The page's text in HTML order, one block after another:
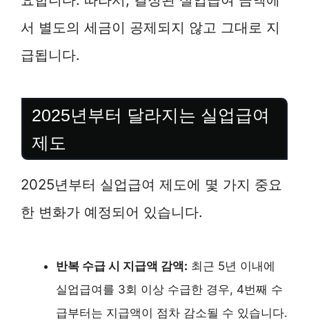
서 별도의 세금이 공제되지 않고 그대로 지
급됩니다.
2025년부터 달라지는 실업급여
제도
2025년부터 실업급여 제도에 몇 가지 중요
한 변화가 예정되어 있습니다.
반복 수급 시 지급액 감액: 최근 5년 이내에
실업급여를 3회 이상 수급한 경우, 4번째 수
급부터는 지급액이 점차 감소될 수 있습니다.